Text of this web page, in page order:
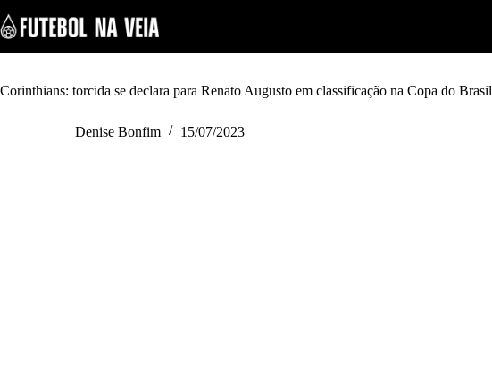
k
i
p
o
Corinthians: torcida se declara para Renato Augusto em classificação na Copa do Brasil
Denise Bonfim 15/07/2023